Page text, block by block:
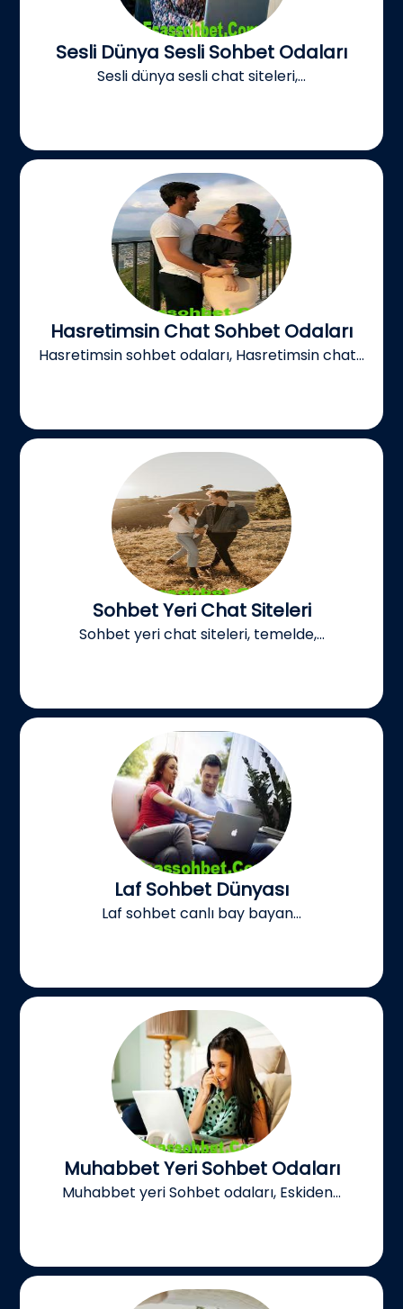
Sesli Dünya Sesli Sohbet Odaları
Sesli dünya sesli chat siteleri,...
Hasretimsin Chat Sohbet Odaları
Hasretimsin sohbet odaları, Hasretimsin chat...
Sohbet Yeri Chat Siteleri
Sohbet yeri chat siteleri, temelde,...
Laf Sohbet Dünyası
Laf sohbet canlı bay bayan...
Muhabbet Yeri Sohbet Odaları
Muhabbet yeri Sohbet odaları, Eskiden...